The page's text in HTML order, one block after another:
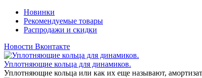
Новинки
Рекомендуемые товары
Распродажи и скидки
Новости Вконтакте
Уплотняющие кольца для динамиков.
Уплотняющие кольца или как их еще называют,